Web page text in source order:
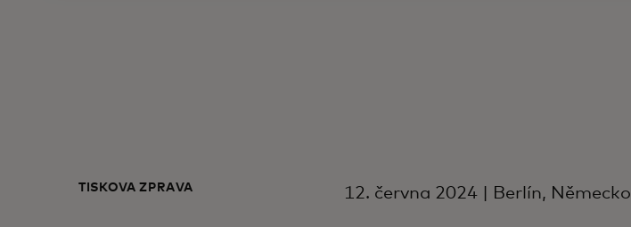
TISKOVÁ ZPRÁVA 12. června 2024 | Berlín, Německo